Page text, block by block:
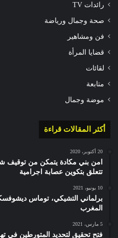
رائدات TV
صحة وجمال ورياضة
فن ومشاهير
قضايا المرأة
لقائات
متابعة
موضة وجمال
أكثر المقالات قراءة
20 أكتوبر، 2020
امن بني مكادة يتمكن من توقيف
تتعلق بتكوين عصابة اجرامية
10 يونيو، 2021
برلماني التشيكي، توماس
المغرب
5 مارس، 2021
فتح تحقيق لتحديد المتورطين في تهريب 800 قرص طبي